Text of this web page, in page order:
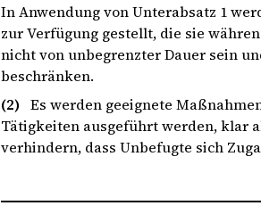
In Anwendung von Unterabsatz 1
zur Verfügung gestellt, die sie
nicht von unbegrenzter Dauer sein
beschränken.
(2) Es werden geeignete
Tätigkeiten ausgeführt werden, klar
verhindern, dass Unbefugte sich